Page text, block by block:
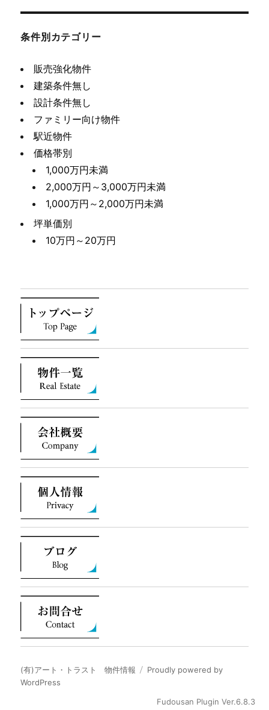
条件別カテゴリー
販売強化物件
建築条件無し
設計条件無し
ファミリー向け物件
駅近物件
価格帯別
1,000万円未満
2,000万円～3,000万円未満
1,000万円～2,000万円未満
坪単価別
10万円～20万円
(有)アート・トラスト 物件情報
Proudly powered by
WordPress
Fudousan Plugin Ver.6.8.3